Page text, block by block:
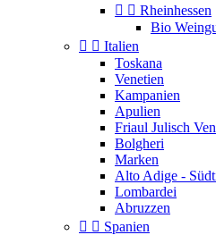
  Rheinhessen
Bio
  Italien
Toskana
Venetien
Kampanien
Apulien
Friaul Julisch
Bolgheri
Marken
Alto Adige -
Lombardei
Abruzzen
  Spanien